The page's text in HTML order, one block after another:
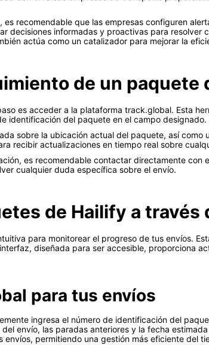
recomendable que las empresas configuren
decisiones informadas y proactivas para resolver
actúa como un catalizador para mejorar la
de un paquete
es acceder a la plataforma track.global. Esta
identificación del paquete en el campo designado.
sobre la ubicación actual del paquete, así
recibir actualizaciones en tiempo real sobre
es recomendable contactar directamente
cualquier duda específica sobre el envío.
de Hailify a través
para monitorear el progreso de tus envíos.
diseñada para ser accesible, proporciona
para tus envíos
ingresa el número de identificación del
envío, las paradas anteriores y la fecha
permitiendo una gestión más eficiente del